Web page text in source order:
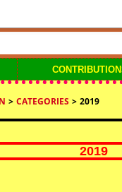
> CATEGORIES > 2019
2019